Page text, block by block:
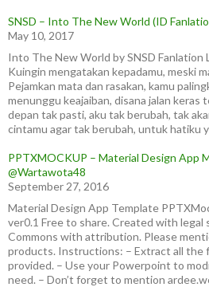
SNSD – Into The New World (ID
May 10, 2017
Into The New World by SNSD Fanlation
Kuingin mengatakan kepadamu, meski
Pejamkan mata dan rasakan, kamu
menunggu keajaiban, disana jalan keras
depan tak pasti, aku tak berubah, tak
cintamu agar tak berubah, untuk hatiku
PPTXMOCKUP – Material Design App
@Wartawota48
September 27, 2016
Material Design App Template
ver0.1 Free to share. Created with
Commons with attribution. Please
products. Instructions: – Extract all the
provided. – Use your Powerpoint to
need. – Don’t forget to mention